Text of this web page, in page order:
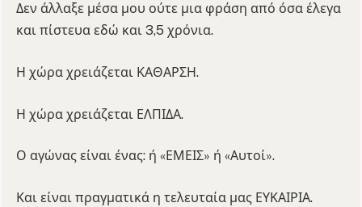
Δεν άλλαξε μέσα μου ούτε μια φράση από όσα έλεγα
και πίστευα εδώ και 3,5 χρόνια.
Η χώρα χρειάζεται ΚΑΘΑΡΣΗ.
Η χώρα χρειάζεται ΕΛΠΙΔΑ.
Ο αγώνας είναι ένας: ή «ΕΜΕΙΣ» ή «Αυτοί».
Και είναι πραγματικά η τελευταία μας ΕΥΚΑΙΡΙΑ.